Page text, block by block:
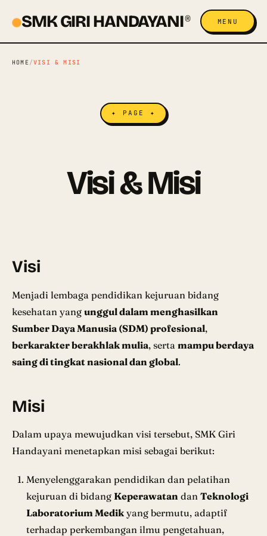
SMK GIRI HANDAYANI® MENU
HOME /VISI & MISI
✦ PAGE ✦
Visi & Misi
Visi
Menjadi lembaga pendidikan kejuruan bidang
kesehatan yang unggul dalam menghasilkan
Sumber Daya Manusia (SDM) profesional,
berkarakter berakhlak mulia, serta mampu berdaya
saing di tingkat nasional dan global.
Misi
Dalam upaya mewujudkan visi tersebut, SMK Giri
Handayani menetapkan misi sebagai berikut:
Menyelenggarakan pendidikan dan pelatihan
kejuruan di bidang Keperawatan dan Teknologi
Laboratorium Medik yang bermutu, adaptif
terhadap perkembangan ilmu pengetahuan,